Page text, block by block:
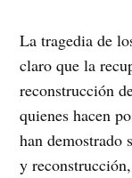
La tragedia de
claro que la
reconstrucción
quienes hacen
han demostrado
y